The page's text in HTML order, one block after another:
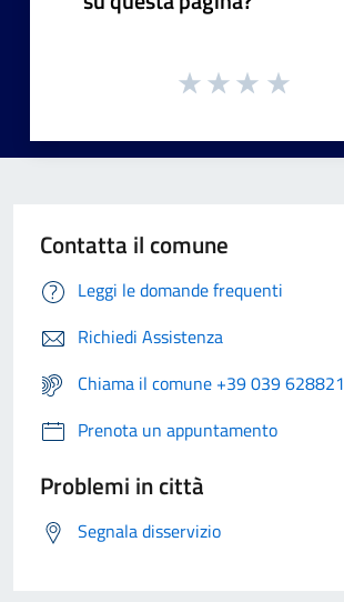
Contatta il comune
Leggi le domande frequenti
Richiedi Assistenza
Chiama il comune +39 039 628821
Prenota un appuntamento
Problemi in città
Segnala disservizio